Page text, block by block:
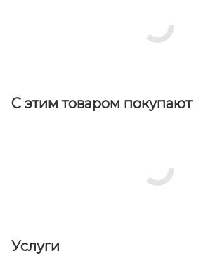
С этим товаром покупают
Услуги